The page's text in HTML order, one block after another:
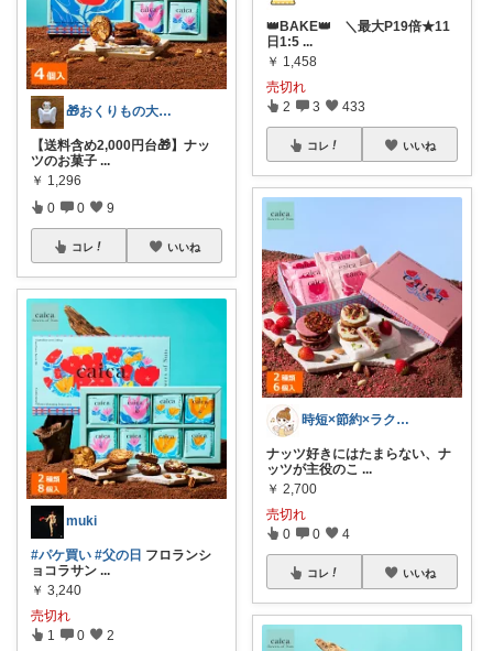
🎁おくりもの大臣🎁💐
【送料含め2,000円台🎁】ナッ
ツのお菓子 ...
￥ 1,296
0 0 9
コレ いいね
muki
#パケ買い #父の日 フロランシ
ョコラサン ...
￥ 3,240
売切れ
1 0 2
👑BAKE👑 ＼最大P19倍★11
日1:5 ...
￥ 1,458
売切れ
2 3 433
コレ いいね
時短×節約×ラクする暮らし♪
ナッツ好きにはたまらない、ナ
ッツが主役のこ ...
￥ 2,700
売切れ
0 0 4
コレ いいね